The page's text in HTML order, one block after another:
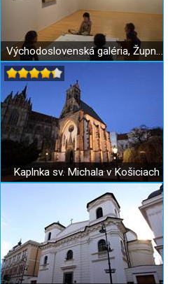
Východoslovenská galéria, Župný dom
Kaplnka sv. Michala v Košiciach